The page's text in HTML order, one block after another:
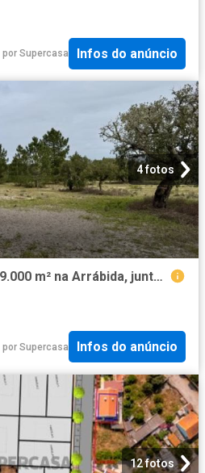
por Supercasa Infos do anúncio
4 fotos
Terreno Rústico de 339.000 m² na Arrábida, junto à Quinta do Peru, com Potencial Excecional de Investimento
por Supercasa Infos do anúncio
12 fotos